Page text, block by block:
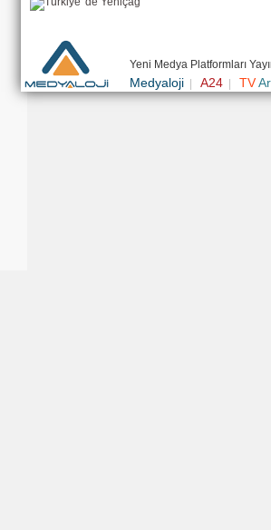
Yeni Medya Platformları
Medyaloji| A24| TV